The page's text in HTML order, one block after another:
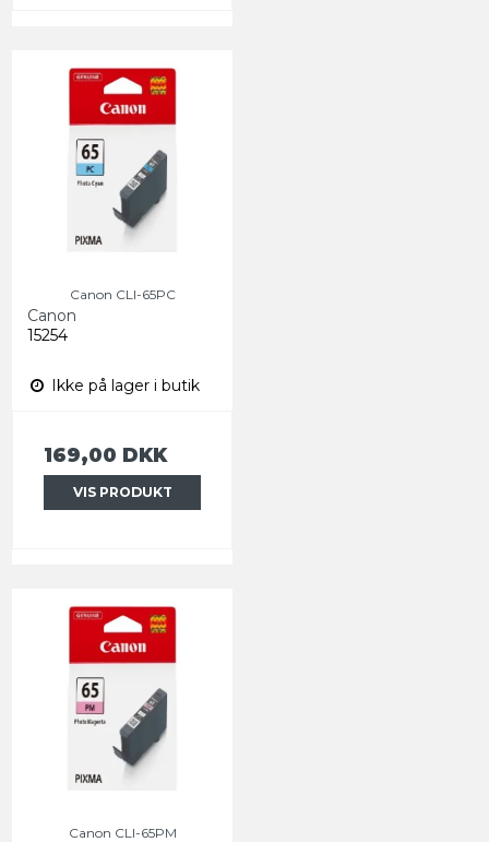
Canon CLI-65PC
Canon
15254
Ikke på lager i butik
169,00 DKK
VIS PRODUKT
Canon CLI-65PM